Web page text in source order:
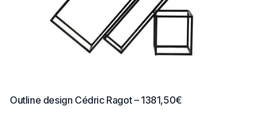
Outline design Cédric Ragot – 1381,50€